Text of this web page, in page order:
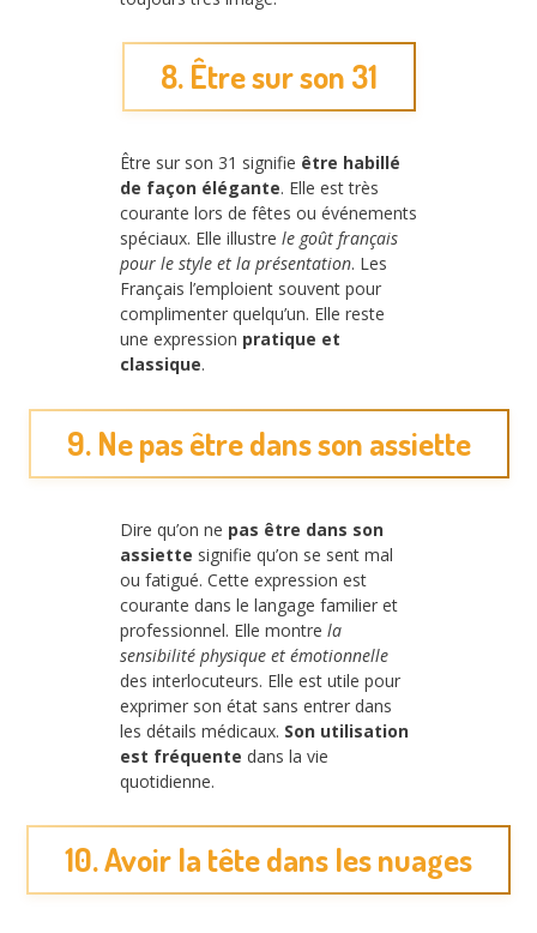
8. Être sur son 31
Être sur son 31 signifie être habillé
de façon élégante. Elle est très
courante lors de fêtes ou événements
spéciaux. Elle illustre le goût français
pour le style et la présentation. Les
Français l’emploient souvent pour
complimenter quelqu’un. Elle reste
une expression pratique et
classique.
9. Ne pas être dans son assiette
Dire qu’on ne pas être dans son
assiette signifie qu’on se sent mal
ou fatigué. Cette expression est
courante dans le langage familier et
professionnel. Elle montre la
sensibilité physique et émotionnelle
des interlocuteurs. Elle est utile pour
exprimer son état sans entrer dans
les détails médicaux. Son utilisation
est fréquente dans la vie
quotidienne.
10. Avoir la tête dans les nuages